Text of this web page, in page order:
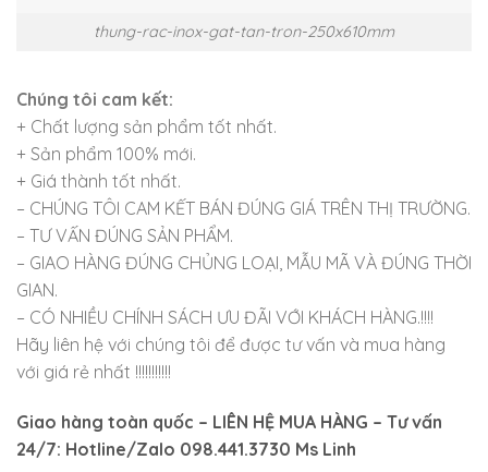
thung-rac-inox-gat-tan-tron-250x610mm
Chúng tôi cam kết:
+ Chất lượng sản phẩm tốt nhất.
+ Sản phẩm 100% mới.
+ Giá thành tốt nhất.
– CHÚNG TÔI CAM KẾT BÁN ĐÚNG GIÁ TRÊN THỊ TRƯỜNG.
– TƯ VẤN ĐÚNG SẢN PHẨM.
– GIAO HÀNG ĐÚNG CHỦNG LOẠI, MẪU MÃ VÀ ĐÚNG THỜI
GIAN.
– CÓ NHIỀU CHÍNH SÁCH ƯU ĐÃI VỚI KHÁCH HÀNG.!!!!
Hãy liên hệ với chúng tôi để được tư vấn và mua hàng
với giá rẻ nhất !!!!!!!!!!!
Giao hàng toàn quốc – LIÊN HỆ MUA HÀNG – Tư vấn
24/7: Hotline/Zalo 098.441.3730 Ms Linh